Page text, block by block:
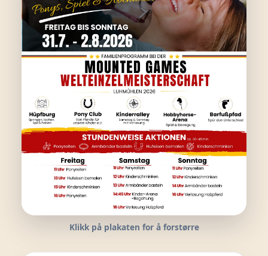
Klikk på plakaten for å forstørre